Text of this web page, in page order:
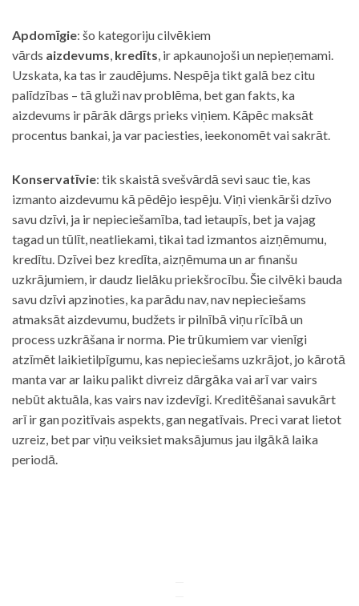
Apdomīgie: šo kategoriju cilvēkiem
vārds aizdevums, kredīts, ir apkaunojoši un nepieņemami.
Uzskata, ka tas ir zaudējums. Nespēja tikt galā bez citu
palīdzības – tā gluži nav problēma, bet gan fakts, ka
aizdevums ir pārāk dārgs prieks viņiem. Kāpēc maksāt
procentus bankai, ja var paciesties, ieekonomēt vai sakrāt.
Konservatīvie: tik skaistā svešvārdā sevi sauc tie, kas
izmanto aizdevumu kā pēdējo iespēju. Viņi vienkārši dzīvo
savu dzīvi, ja ir nepieciešamība, tad ietaupīs, bet ja vajag
tagad un tūlīt, neatliekami, tikai tad izmantos aizņēmumu,
kredītu. Dzīvei bez kredīta, aizņēmuma un ar finanšu
uzkrājumiem, ir daudz lielāku priekšrocību. Šie cilvēki bauda
savu dzīvi apzinoties, ka parādu nav, nav nepieciešams
atmaksāt aizdevumu, budžets ir pilnībā viņu rīcībā un
process uzkrāšana ir norma. Pie trūkumiem var vienīgi
atzīmēt laikietilpīgumu, kas nepieciešams uzkrājot, jo kārotā
manta var ar laiku palikt divreiz dārgāka vai arī var vairs
nebūt aktuāla, kas vairs nav izdevīgi. Kreditēšanai savukārt
arī ir gan pozitīvais aspekts, gan negatīvais. Preci varat lietot
uzreiz, bet par viņu veiksiet maksājumus jau ilgākā laika
periodā.